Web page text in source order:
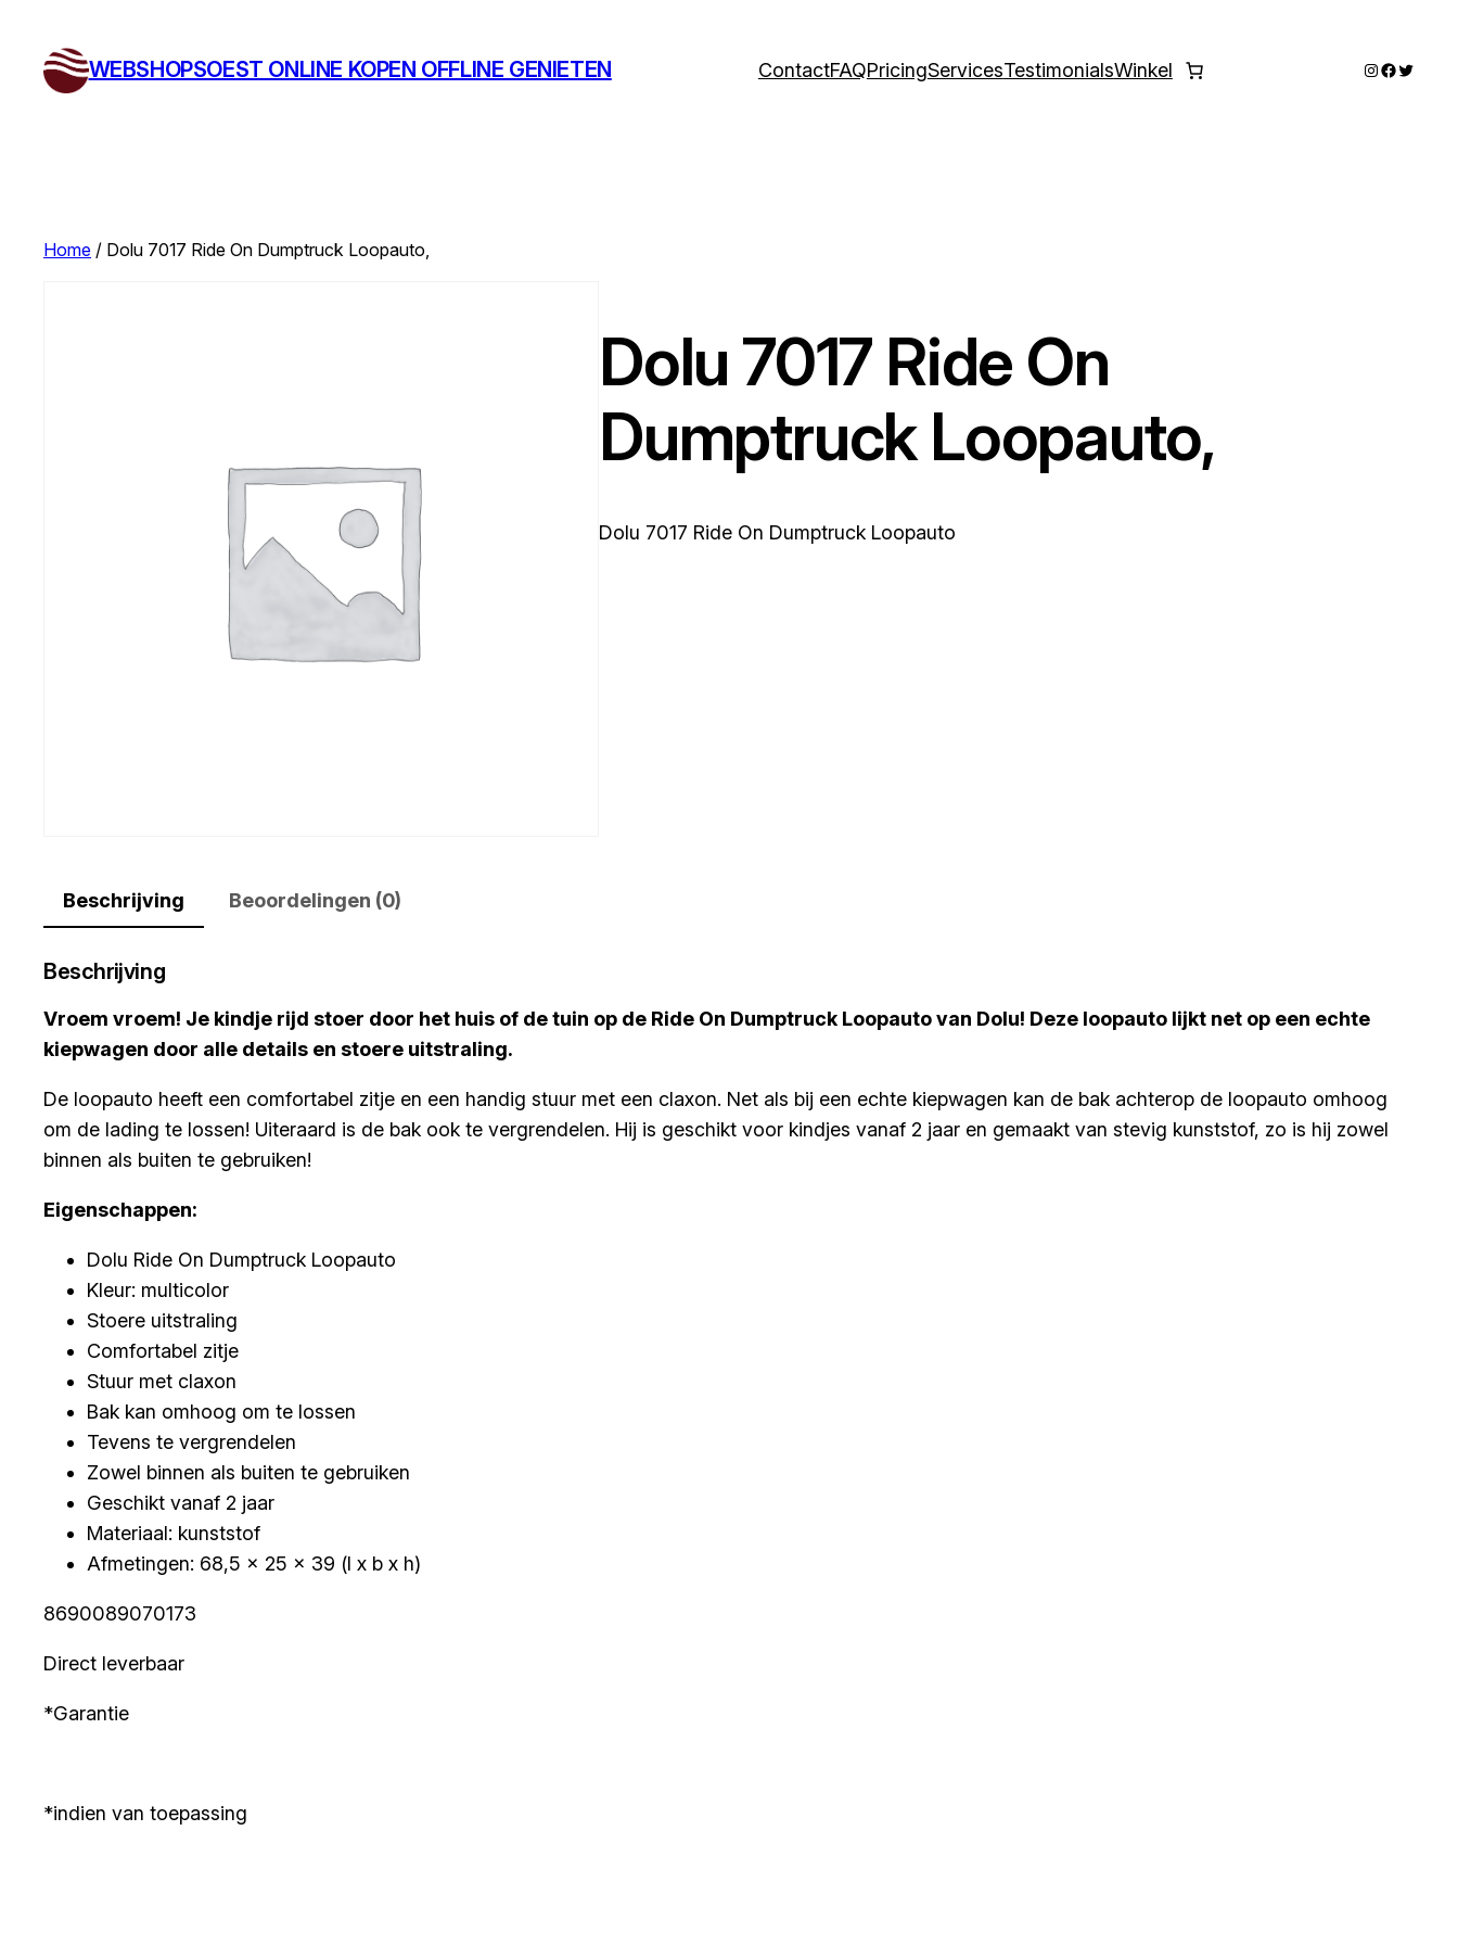
WEBSHOPSOEST ONLINE KOPEN OFFLINE GENIETEN ContactFAQPricingServicesTestimonialsWinkel Instagram
Twitter
Home / Dolu 7017 Ride On Dumptruck Loopauto,
Dolu 7017 Ride On
Dumptruck Loopauto,
Dolu 7017 Ride On Dumptruck Loopauto
Beschrijving Beoordelingen (0)
Beschrijving
Vroem vroem! Je kindje rijd stoer door het huis of de tuin op de Ride On Dumptruck Loopauto van Dolu! Deze loopauto lijkt net op een echte
kiepwagen door alle details en stoere uitstraling.
De loopauto heeft een comfortabel zitje en een handig stuur met een claxon. Net als bij een echte kiepwagen kan de bak achterop de loopauto omhoog
om de lading te lossen! Uiteraard is de bak ook te vergrendelen. Hij is geschikt voor kindjes vanaf 2 jaar en gemaakt van stevig kunststof, zo is hij zowel
binnen als buiten te gebruiken!
Eigenschappen:
Dolu Ride On Dumptruck Loopauto
Kleur: multicolor
Stoere uitstraling
Comfortabel zitje
Stuur met claxon
Bak kan omhoog om te lossen
Tevens te vergrendelen
Zowel binnen als buiten te gebruiken
Geschikt vanaf 2 jaar
Materiaal: kunststof
Afmetingen: 68,5 x 25 x 39 (l x b x h)
8690089070173
Direct leverbaar
*Garantie
*indien van toepassing